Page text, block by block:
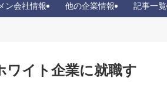
ン会社情報 他の企業情報 記事一覧
ワイト企業に就職す